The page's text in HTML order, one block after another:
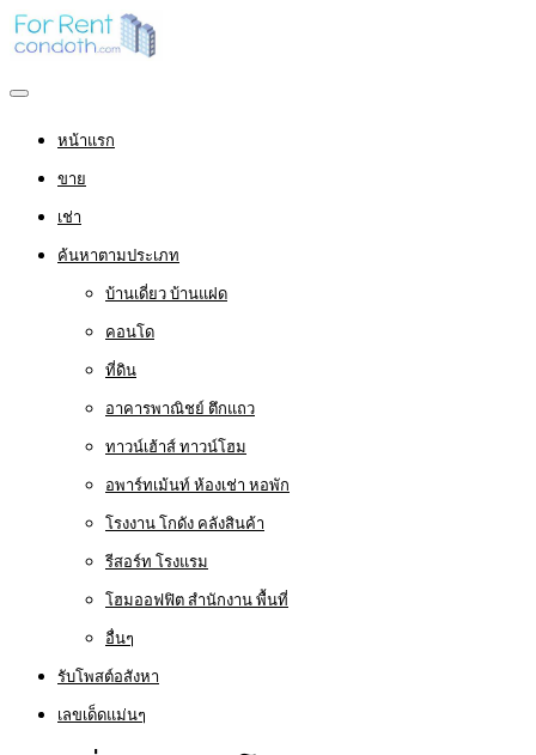
หน้าแรก
ขาย
เช่า
ค้นหาตามประเภท
บ้านเดี่ยว บ้านแฝด
คอนโด
ที่ดิน
อาคารพาณิชย์ ตึกแถว
ทาวน์เฮ้าส์ ทาวน์โฮม
อพาร์ทเม้นท์ ห้องเช่า หอพัก
โรงงาน โกดัง คลังสินค้า
รีสอร์ท โรงแรม
โฮมออฟฟิต สำนักงาน พื้นที่
อื่นๆ
รับโพสต์อสังหา
เลขเด็ดแม่นๆ